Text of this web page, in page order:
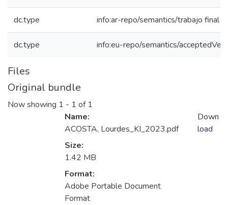
dc.type info:ar-repo/semantics/trabajo final
dc.type info:eu-repo/semantics/
Files
Original bundle
Now showing 1 - 1 of 1
Name:
ACOSTA, Lourdes_KI_2023.pdf
Size:
1.42 MB
Format:
Adobe Portable Document
Format
Down
load